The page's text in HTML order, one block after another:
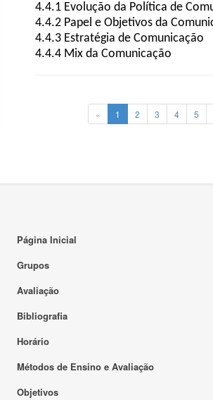
4.4.1 Evolução da Política de
4.4.2 Papel e Objetivos da
4.4.3 Estratégia de Comunicação
4.4.4 Mix da Comunicação
« 1 2 3 4 5
Página Inicial
Grupos
Avaliação
Bibliografia
Horário
Métodos de Ensino e Avaliação
Objetivos